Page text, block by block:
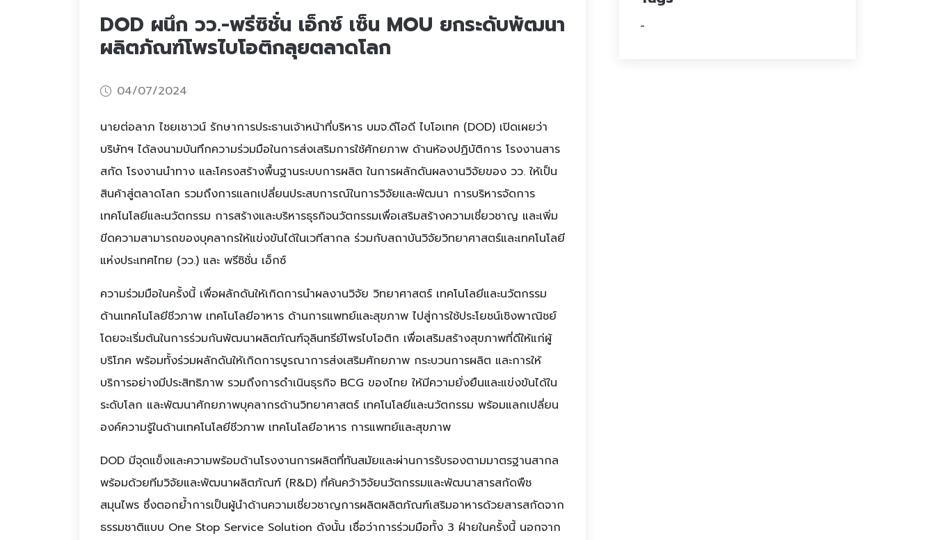
DOD ผนึก วว.-พรีซิชั่น เอ็กซ์ เซ็น MOU ยกระดับพัฒนา
ผลิตภัณฑ์โพรไบโอติกลุยตลาดโลก
04/07/2024
นายต่อลาภ ไชยเชาวน์ รักษาการประธานเจ้าหน้าที่บริหาร บมจ.ดีโอดี ไบโอเทค (DOD) เปิดเผยว่า
บริษัทฯ ได้ลงนามบันทึกความร่วมมือในการส่งเสริมการใช้ศักยภาพ ด้านห้องปฏิบัติการ โรงงานสาร
สกัด โรงงานนำทาง และโครงสร้างพื้นฐานระบบการผลิต ในการผลักดันผลงานวิจัยของ วว. ให้เป็น
สินค้าสู่ตลาดโลก รวมถึงการแลกเปลี่ยนประสบการณ์ในการวิจัยและพัฒนา การบริหารจัดการ
เทคโนโลยีและนวัตกรรม การสร้างและบริหารธุรกิจนวัตกรรมเพื่อเสริมสร้างความเชี่ยวชาญ และเพิ่ม
ขีดความสามารถของบุคลากรให้แข่งขันได้ในเวทีสากล ร่วมกับสถาบันวิจัยวิทยาศาสตร์และเทคโนโลยี
แห่งประเทศไทย (วว.) และ พรีซิชั่น เอ็กซ์
ความร่วมมือในครั้งนี้ เพื่อผลักดันให้เกิดการนำผลงานวิจัย วิทยาศาสตร์ เทคโนโลยีและนวัตกรรม
ด้านเทคโนโลยีชีวภาพ เทคโนโลยีอาหาร ด้านการแพทย์และสุขภาพ ไปสู่การใช้ประโยชน์เชิงพาณิชย์
โดยจะเริ่มต้นในการร่วมกันพัฒนาผลิตภัณฑ์จุลินทรีย์โพรไบโอติก เพื่อเสริมสร้างสุขภาพที่ดีให้แก่ผู้
บริโภค พร้อมทั้งร่วมผลักดันให้เกิดการบูรณาการส่งเสริมศักยภาพ กระบวนการผลิต และการให้
บริการอย่างมีประสิทธิภาพ รวมถึงการดำเนินธุรกิจ BCG ของไทย ให้มีความยั่งยืนและแข่งขันได้ใน
ระดับโลก และพัฒนาศักยภาพบุคลากรด้านวิทยาศาสตร์ เทคโนโลยีและนวัตกรรม พร้อมแลกเปลี่ยน
องค์ความรู้ในด้านเทคโนโลยีชีวภาพ เทคโนโลยีอาหาร การแพทย์และสุขภาพ
DOD มีจุดแข็งและความพร้อมด้านโรงงานการผลิตที่ทันสมัยและผ่านการรับรองตามมาตรฐานสากล
พร้อมด้วยทีมวิจัยและพัฒนาผลิตภัณฑ์ (R&D) ที่ค้นคว้าวิจัยนวัตกรรมและพัฒนาสารสกัดพืช
สมุนไพร ซึ่งตอกย้ำการเป็นผู้นำด้านความเชี่ยวชาญการผลิตผลิตภัณฑ์เสริมอาหารด้วยสารสกัดจาก
ธรรมชาติแบบ One Stop Service Solution ดังนั้น เชื่อว่าการร่วมมือทั้ง 3 ฝ่ายในครั้งนี้ นอกจาก
-